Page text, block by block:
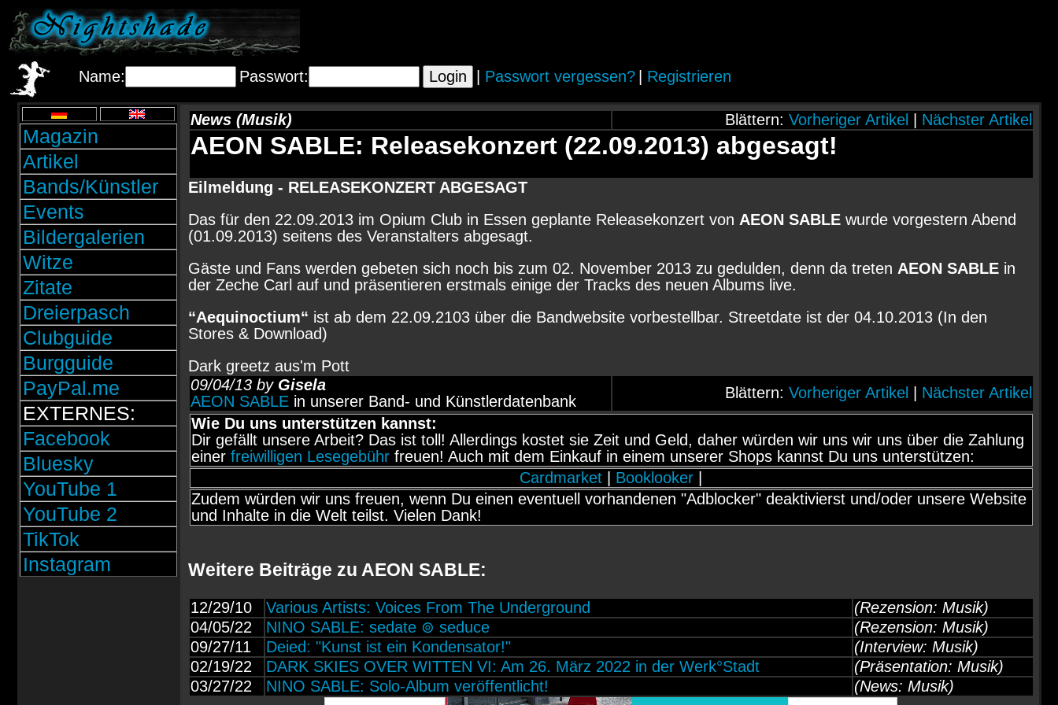
Name: Passwort: Passwort vergessen? Registrieren
Magazin
Artikel
Bands/Künstler
Events
Bildergalerien
Witze
Zitate
Dreierpasch
Clubguide
Burgguide
PayPal.me
EXTERNES:
Facebook
Bluesky
YouTube 1
YouTube 2
TikTok
Instagram
News (Musik) Blättern: Vorheriger Artikel Nächster Artikel
AEON SABLE: Releasekonzert (22.09.2013) abgesagt!
Eilmeldung - RELEASEKONZERT ABGESAGT
Das für den 22.09.2013 im Opium Club in Essen geplante Releasekonzert von AEON SABLEwurde vorgestern Abend
(01.09.2013) seitens des Veranstalters abgesagt.
Gäste und Fans werden gebeten sich noch bis zum 02. November 2013 zu gedulden, denn da treten AEON SABLEin
der Zeche Carl auf und präsentieren erstmals einige der Tracks des neuen Albums live.
“Aequinoctium“ ist ab dem 22.09.2103 über die Bandwebsite vorbestellbar. Streetdate ist der 04.10.2013 (In den
Stores & Download)
Dark greetz aus'm Pott
09/04/13 by Gisela
AEON SABLEin unserer Band- und Künstlerdatenbank Blättern: Vorheriger Artikel
Nächster Artikel
Wie Du uns unterstützen kannst:
Dir gefällt unsere Arbeit? Das ist toll! Allerdings kostet sie Zeit und Geld, daher würden wir uns wir uns über die Zahlung
einer freiwilligen Lesegebührfreuen! Auch mit dem Einkauf in einem unserer Shops kannst Du uns unterstützen:
Cardmarket
Booklooker
Zudem würden wir uns freuen, wenn Du einen eventuell vorhandenen "Adblocker" deaktivierst und/oder unsere Website
und Inhalte in die Welt teilst. Vielen Dank!
Weitere Beiträge zu AEON SABLE:
12/29/10 Various Artists: Voices From The Underground
(Rezension: Musik)
04/05/22
NINO SABLE: sedate ⊚ seduce
(Rezension: Musik)
09/27/11
Deied: "Kunst ist ein Kondensator!"
(Interview: Musik)
02/19/22
DARK SKIES OVER WITTEN VI: Am 26. März 2022 in der Werk°Stadt
(Präsentation: Musik)
03/27/22
NINO SABLE: Solo-Album veröffentlicht! (News: Musik)